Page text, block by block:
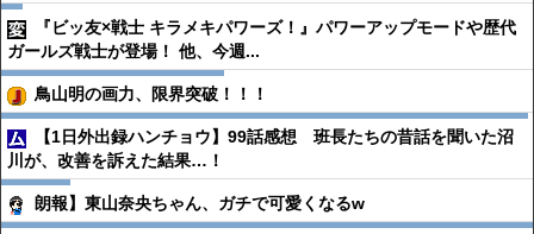
『ビッ友×戦士 キラメキパワーズ！』パワーアップモードや歴代
ガールズ戦士が登場！ 他、今週...
鳥山明の画力、限界突破！！！
【1日外出録ハンチョウ】99話感想 班長たちの昔話を聞いた沼
川が、改善を訴えた結果…！
朗報】東山奈央ちゃん、ガチで可愛くなるw